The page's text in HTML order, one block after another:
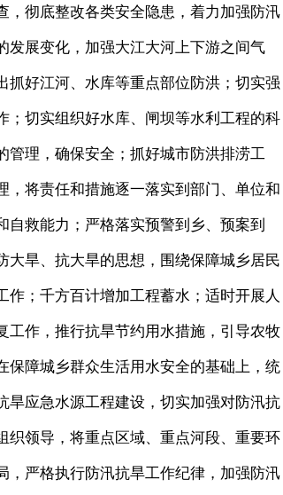
彻底整改各类安全隐患，着力加强防汛
发展变化，加强大江大河上下游之间气
好江河、水库等重点部位防洪；切实强
；切实组织好水库、闸坝等水利工程的科
管理，确保安全；抓好城市防洪排涝工
将责任和措施逐一落实到部门、单位和
救能力；严格落实预警到乡、预案到
旱、抗大旱的思想，围绕保障城乡居民
；千方百计增加工程蓄水；适时开展人
工作，推行抗旱节约用水措施，引导农牧
保障城乡群众生活用水安全的基础上，统
旱应急水源工程建设，切实加强对防汛抗
织领导，将重点区域、重点河段、重要环
，严格执行防汛抗旱工作纪律，加强防汛